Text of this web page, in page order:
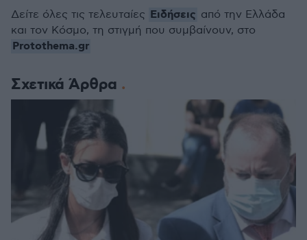
Σχετικά Άρθρα
Δείτε όλες τις τελευταίες Ειδήσεις από την Ελλάδα
και τον Κόσμο, τη στιγμή που συμβαίνουν, στο
Protothema.gr